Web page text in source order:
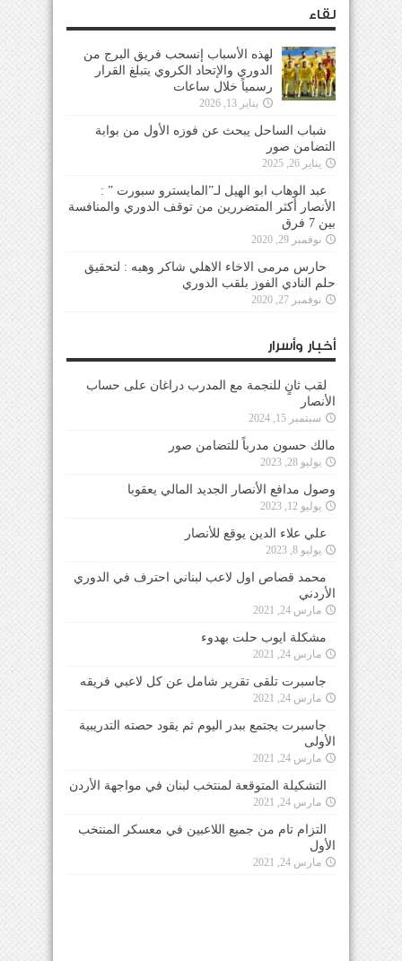
لقاء
لهذه الأسباب إنسحب فريق البرج من
الدوري والإتحاد الكروي يتبلغ القرار
رسمياً خلال ساعات
يناير 13, 2026
شباب الساحل يبحث عن فوزه الأول من بوابة
التضامن صور
يناير 26, 2025
عبد الوهاب ابو الهيل لـ”المايسترو سبورت ” :
الأنصار أكثر المتضررين من توقف الدوري والمنافسة
بين 7 فرق
نوفمبر 29, 2020
حارس مرمى الاخاء الاهلي شاكر وهبه : لتحقيق
حلم النادي الفوز بلقب الدوري
نوفمبر 27, 2020
أخبار وأسرار
لقب ثانٍ للنجمة مع المدرب دراغان على حساب
الأنصار
سبتمبر 15, 2024
مالك حسون مدرباً للتضامن صور
يوليو 28, 2023
وصول مدافع الأنصار الجديد المالي يعقوبا
يوليو 12, 2023
علي علاء الدين يوقع للأنصار
يوليو 8, 2023
محمد قصاص اول لاعب لبناني احترف في الدوري
الأردني
مارس 24, 2021
مشكلة ايوب حلت بهدوء
مارس 24, 2021
جاسبرت تلقى تقرير شامل عن كل لاعبي فريقه
مارس 24, 2021
جاسبرت يجتمع ببدر اليوم ثم يقود حصته التدريبية
الأولى
مارس 24, 2021
التشكيلة المتوقعة لمنتخب لبنان في مواجهة الأردن
مارس 24, 2021
التزام تام من جميع اللاعبين في معسكر المنتخب
الأول
مارس 24, 2021